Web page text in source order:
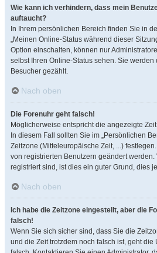
Wie kann ich verhindern, dass mein
auftaucht?
In Ihrem persönlichen Bereich finden Sie in
„Meinen Online-Status während dieser
Option einschalten, können nur
selbst Ihren Online-Status sehen. Sie
Besucher gezählt.
Nach oben
Die Forenuhr geht falsch!
Möglicherweise entspricht die angezeigte
In diesem Fall sollten Sie im „Persönlichen
Zeitzone (Mitteleuropäische Zeit, ...)
von registrierten Benutzern geändert
registriert sind, ist dies ein guter Grund, dies
Nach oben
Ich habe die Zeitzone eingestellt, aber die
falsch!
Wenn Sie sich sicher sind, dass Sie die
und die Zeit trotzdem noch falsch ist, geht die